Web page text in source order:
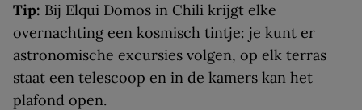
Tip: Bij Elqui Domos in Chili krijgt elke
overnachting een kosmisch tintje: je kunt er
astronomische excursies volgen, op elk terras
staat een telescoop en in de kamers kan het
plafond open.